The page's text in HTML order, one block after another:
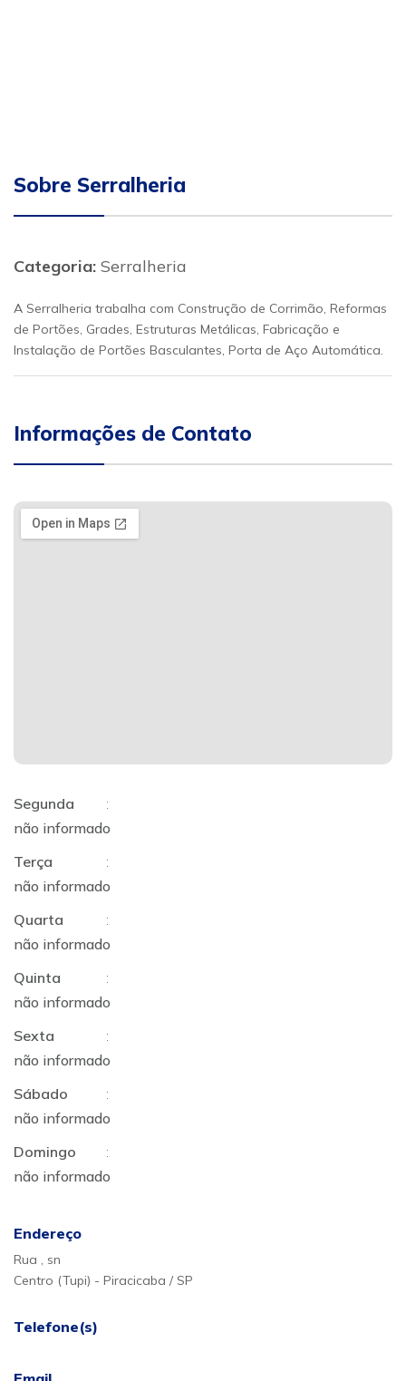
Sobre Serralheria
Categoria: Serralheria
A Serralheria trabalha com Construção de Corrimão, Reformas
de Portões, Grades, Estruturas Metálicas, Fabricação e
Instalação de Portões Basculantes, Porta de Aço Automática.
Informações de Contato
Segunda
:
não informado
Terça
:
não informado
Quarta
:
não informado
Quinta
:
não informado
Sexta
:
não informado
Sábado
:
não informado
Domingo
:
não informado
Endereço
Rua , sn
Centro (Tupi) - Piracicaba / SP
Telefone(s)